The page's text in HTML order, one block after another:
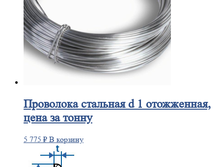
Проволокастальная d 1 отожженная,
цена за тонну
5 775 ₽ В корзину